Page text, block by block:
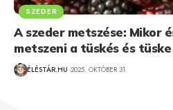
SZEDER
A szeder metszése: Mikor
metszeni a tüskés és
ÉLÉSTÁR.HU 2025. OKTÓBER 31.